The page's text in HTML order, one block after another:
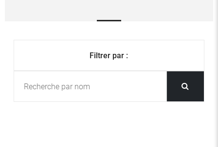
Filtrer par :